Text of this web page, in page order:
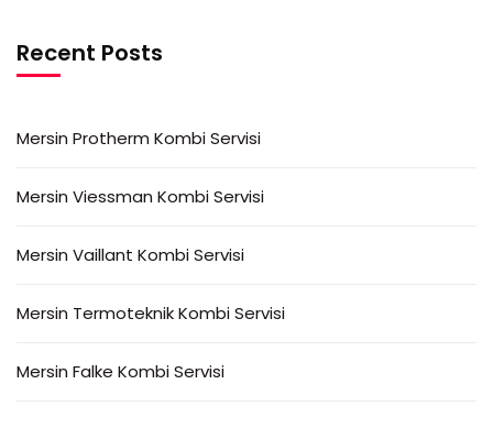
Recent Posts
Mersin Protherm Kombi Servisi
Mersin Viessman Kombi Servisi
Mersin Vaillant Kombi Servisi
Mersin Termoteknik Kombi Servisi
Mersin Falke Kombi Servisi